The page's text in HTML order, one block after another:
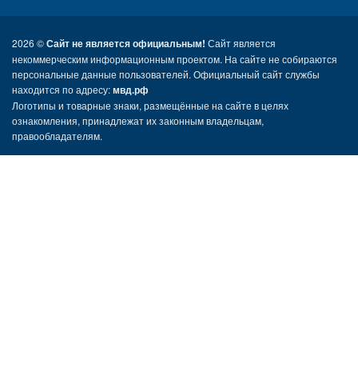
2026 ©Сайт не является официальным! Сайт является
некоммерческим информационным проектом. На сайте не собираются
персональные данные пользователей. Официальный сайт службы
находится по адресу:мвд.рф
Логотипы и товарные знаки, размещённые на сайте в целях
ознакомления, принадлежат их законным владельцам,
правообладателям.